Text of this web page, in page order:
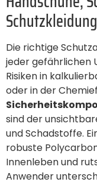
Die richtige
jeder gefährlichen
Risiken in
oder in der
sind der
und Schadstoffe.
robuste
Innenleben und
Anwender